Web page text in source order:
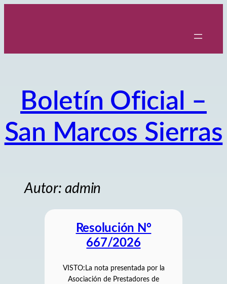
Boletín Oficial –
San Marcos Sierras
Autor:admin
Resolución N°
667/2026
VISTO:La nota presentada por la
Asociación de Prestadores de